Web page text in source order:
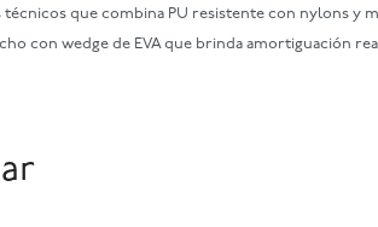
que combina PU resistente con nylons y
con wedge de EVA que brinda amortiguación